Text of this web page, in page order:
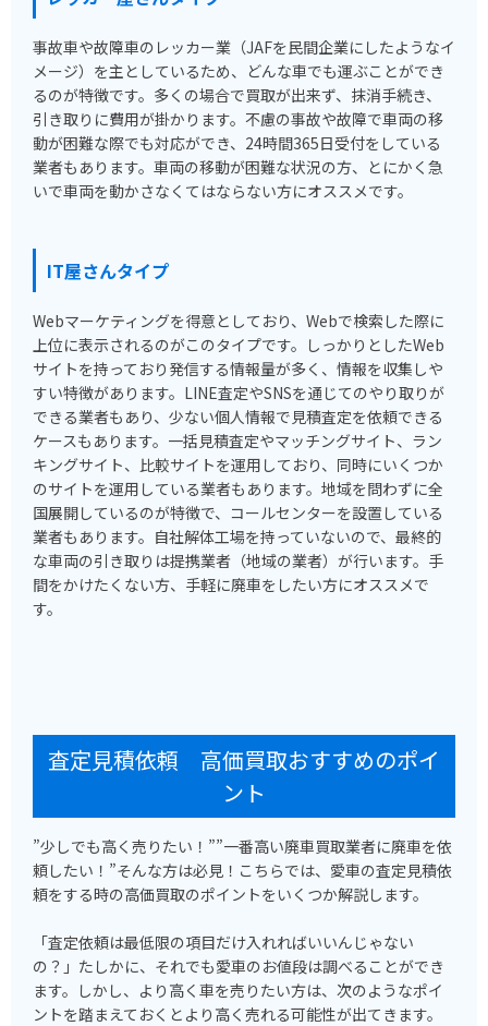
事故車や故障車のレッカー業（JAFを民間企業にしたようなイ
メージ）を主としているため、どんな車でも運ぶことができ
るのが特徴です。多くの場合で買取が出来ず、抹消手続き、
引き取りに費用が掛かります。不慮の事故や故障で車両の移
動が困難な際でも対応ができ、24時間365日受付をしている
業者もあります。車両の移動が困難な状況の方、とにかく急
いで車両を動かさなくてはならない方にオススメです。
IT屋さんタイプ
Webマーケティングを得意としており、Webで検索した際に
上位に表示されるのがこのタイプです。しっかりとしたWeb
サイトを持っており発信する情報量が多く、情報を収集しや
すい特徴があります。LINE査定やSNSを通じてのやり取りが
できる業者もあり、少ない個人情報で見積査定を依頼できる
ケースもあります。一括見積査定やマッチングサイト、ラン
キングサイト、比較サイトを運用しており、同時にいくつか
のサイトを運用している業者もあります。地域を問わずに全
国展開しているのが特徴で、コールセンターを設置している
業者もあります。自社解体工場を持っていないので、最終的
な車両の引き取りは提携業者（地域の業者）が行います。手
間をかけたくない方、手軽に廃車をしたい方にオススメで
す。
査定見積依頼 高価買取おすすめのポイ
ント
”少しでも高く売りたい！””一番高い廃車買取業者に廃車を依
頼したい！”そんな方は必見！こちらでは、愛車の査定見積依
頼をする時の高価買取のポイントをいくつか解説します。
「査定依頼は最低限の項目だけ入れればいいんじゃない
の？」たしかに、それでも愛車のお値段は調べることができ
ます。しかし、より高く車を売りたい方は、次のようなポイ
ントを踏まえておくとより高く売れる可能性が出てきます。